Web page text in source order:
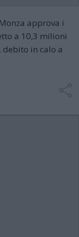
approva i
a 10,3 milioni
debito in calo a